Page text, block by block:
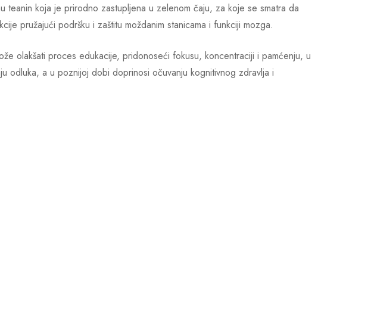
koja je prirodno zastupljena u zelenom čaju, za koje se smatra da
pružajući podršku i zaštitu moždanim stanicama i funkciji mozga.
olakšati proces edukacije, pridonoseći fokusu, koncentraciji i pamćenju, u
odluka, a u poznijoj dobi doprinosi očuvanju kognitivnog zdravlja i